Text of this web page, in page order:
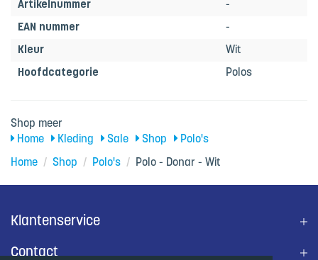
Artikelnummer -
EAN nummer -
Kleur Wit
Hoofdcategorie Polos
Shop meer
Home
Kleding Sale Shop Polo's
Home / Shop / Polo's / Polo - Donar - Wit
Klantenservice
Contact